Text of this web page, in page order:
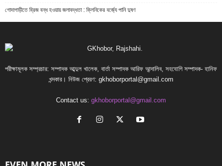
গোদাগাড়ীতে ব্রিজ বন্ধ হওয়ায় জলাবদ্ধতা : ক্লিনিকের বর্জ্যে পানি দুষণ
পরীক্ষামূলক সম্প্রচার: সম্পাদক আব্দুল খালেক, বার্তা সম্পাদক আরিফ আন্দালিব, সহযোগি সম্পাদক- হানিফ
খন্দকার। নিউজ প্রেরণ: gkhoborportal@gmail.com
Contact us: gkhoborportal@gmail.com